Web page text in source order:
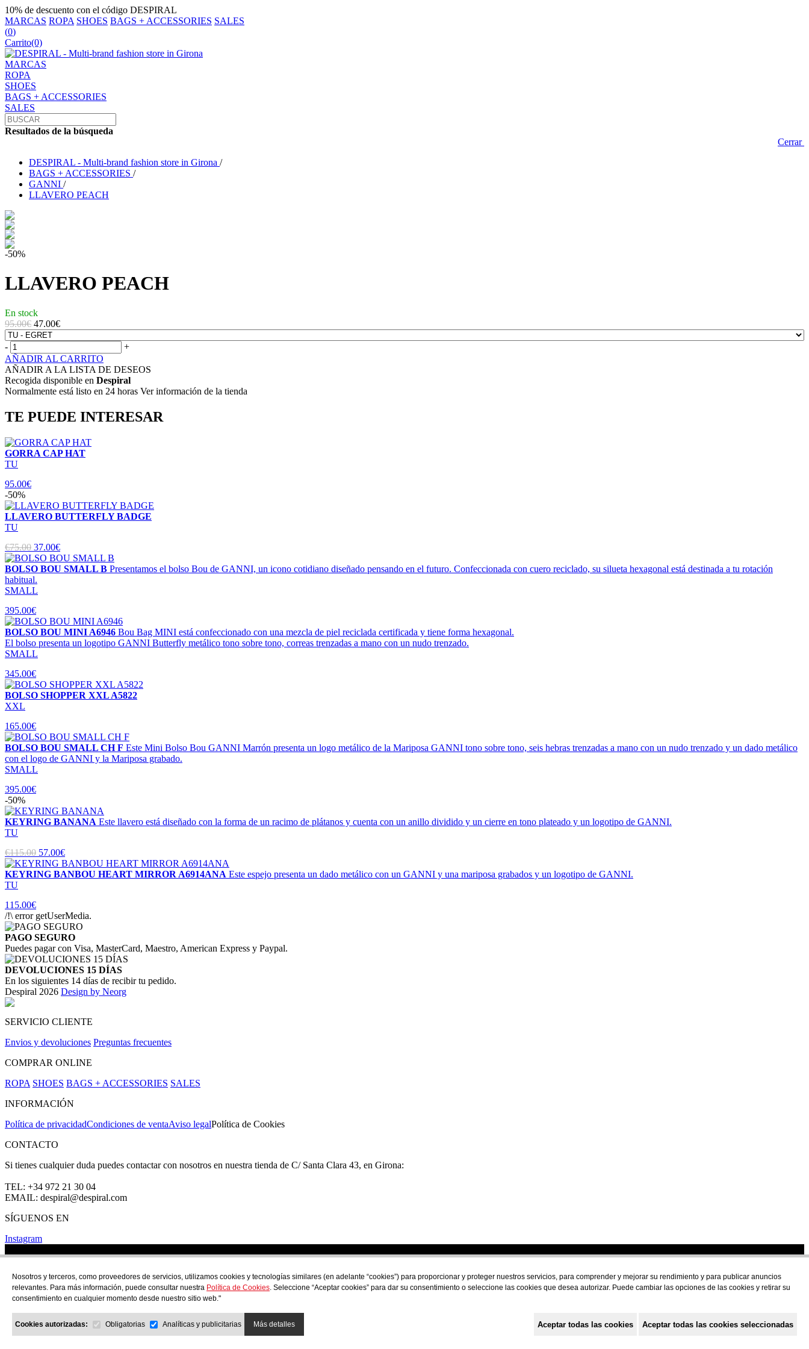
10% de descuento con el código DESPIRAL
MARCAS ROPA SHOES BAGS + ACCESSORIES SALES
(0)
Carrito(0)
MARCAS
ROPA
SHOES
BAGS + ACCESSORIES
SALES
Resultados de la búsqueda
Cerrar
DESPIRAL - Multi-brand fashion store in Girona /
BAGS + ACCESSORIES /
GANNI /
LLAVERO PEACH
-50%
LLAVERO PEACH
En stock
95.00€ 47.00€
-
+
AÑADIR AL CARRITO
AÑADIR A LA LISTA DE DESEOS
Recogida disponible en Despiral
Normalmente está listo en 24 horas Ver información de la tienda
TE PUEDE INTERESAR
GORRA CAP HAT
TU
95.00€
-50%
LLAVERO BUTTERFLY BADGE
TU
€75.00 37.00€
BOLSO BOU SMALL B Presentamos el bolso Bou de GANNI, un icono cotidiano diseñado pensando en el futuro. Confeccionada con cuero reciclado, su silueta hexagonal está destinada a tu rotación
habitual.
SMALL
395.00€
BOLSO BOU MINI A6946 Bou Bag MINI está confeccionado con una mezcla de piel reciclada certificada y tiene forma hexagonal.
El bolso presenta un logotipo GANNI Butterfly metálico tono sobre tono, correas trenzadas a mano con un nudo trenzado.
SMALL
345.00€
BOLSO SHOPPER XXL A5822
XXL
165.00€
BOLSO BOU SMALL CH F Este Mini Bolso Bou GANNI Marrón presenta un logo metálico de la Mariposa GANNI tono sobre tono, seis hebras trenzadas a mano con un nudo trenzado y un dado metálico
con el logo de GANNI y la Mariposa grabado.
SMALL
395.00€
-50%
KEYRING BANANA Este llavero está diseñado con la forma de un racimo de plátanos y cuenta con un anillo dividido y un cierre en tono plateado y un logotipo de GANNI.
TU
€115.00 57.00€
KEYRING BANBOU HEART MIRROR A6914ANA Este espejo presenta un dado metálico con un GANNI y una mariposa grabados y un logotipo de GANNI.
TU
115.00€
/!\ error getUserMedia.
PAGO SEGURO
Puedes pagar con Visa, MasterCard, Maestro, American Express y Paypal.
DEVOLUCIONES 15 DÍAS
En los siguientes 14 días de recibir tu pedido.
Despiral 2026 Design by Neorg
SERVICIO CLIENTE
Envios y devoluciones Preguntas frecuentes
COMPRAR ONLINE
ROPA SHOES BAGS + ACCESSORIES SALES
INFORMACIÓN
Política de privacidadCondiciones de ventaAviso legalPolítica de Cookies
CONTACTO
Si tienes cualquier duda puedes contactar con nosotros en nuestra tienda de C/ Santa Clara 43, en Girona:
TEL: +34 972 21 30 04
EMAIL: despiral@despiral.com
SÍGUENOS EN
Instagram
Nosotros y terceros, como proveedores de servicios, utilizamos cookies y tecnologías similares (en adelante “cookies”) para proporcionar y proteger nuestros servicios, para comprender y mejorar su rendimiento y para publicar anuncios
relevantes. Para más información, puede consultar nuestra Política de Cookies. Seleccione “Aceptar cookies” para dar su consentimiento o seleccione las cookies que desea autorizar. Puede cambiar las opciones de las cookies y retirar su
consentimiento en cualquier momento desde nuestro sitio web."
Cookies autorizadas: Obligatorias Analíticas y publicitarias Más detalles Aceptar todas las cookies Aceptar todas las cookies seleccionadas